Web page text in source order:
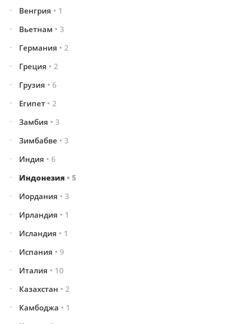
Венгрия • 1
Вьетнам • 3
Германия • 2
Греция • 2
Грузия • 6
Египет • 2
Замбия • 3
Зимбабве • 3
Индия • 6
Индонезия • 5
Иордания • 3
Ирландия • 1
Исландия • 1
Испания • 9
Италия • 10
Казахстан • 2
Камбоджа • 1